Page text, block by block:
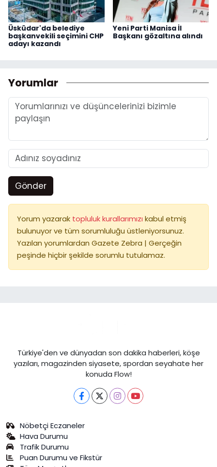
Üsküdar'da belediye
başkanvekili seçimini CHP
adayı kazandı
Yeni Parti Manisa İl
Başkanı gözaltına alındı
Yorumlar
Gönder
Yorum yazarak topluluk kurallarımızı kabul etmiş
bulunuyor ve tüm sorumluluğu üstleniyorsunuz.
Yazılan yorumlardan Gazete Zebra | Gerçeğin
peşinde hiçbir şekilde sorumlu tutulamaz.
Türkiye'den ve dünyadan son dakika haberleri, köşe
yazıları, magazinden siyasete, spordan seyahate her
konuda Flow!
Nöbetçi Eczaneler
Hava Durumu
Trafik Durumu
Puan Durumu ve Fikstür